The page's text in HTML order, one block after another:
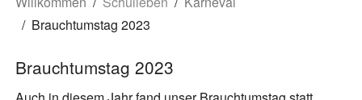
Brauchtumstag 2023
Brauchtumstag 2023